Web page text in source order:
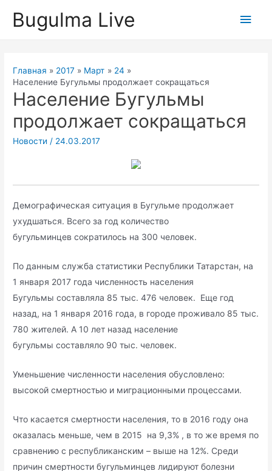
Bugulma Live
Главная 2017 Март
24
Население Бугульмы продолжает сокращаться
Население Бугульмы
продолжает сокращаться
Новости / 24.03.2017
Демографическая ситуация в Бугульме продолжает
ухудшаться. Всего за год количество
бугульминцев сократилось на 300 человек.
По данным служба статистики Республики Татарстан, на
1 января 2017 года численность населения
Бугульмы составляла 85 тыс. 476 человек. Еще год
назад, на 1 января 2016 года, в городе проживало 85 тыс.
780 жителей. А 10 лет назад население
бугульмы составляло 90 тыс. человек.
Уменьшение численности населения обусловлено:
высокой смертностью и миграционными процессами.
Что касается смертности населения, то в 2016 году она
оказалась меньше, чем в 2015 на 9,3% , в то же время по
сравнению с республиканским – выше на 12%. Среди
причин смертности бугульминцев лидируют болезни